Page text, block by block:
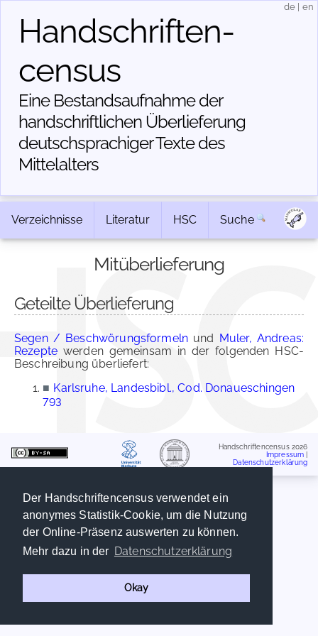
Der Handschriftencensus verwendet ein
anonymes Statistik-Cookie, um die Nutzung
der Online-Präsenz auswerten zu können.
Mehr dazu in der Datenschutzerklärung
Okay
Handschriften­
census
Eine Bestandsaufnahme der
handschriftlichen Über­lieferung
deutschsprachiger Texte des
Mittelalters
de en
Verzeichnisse Literatur HSC Suche
Mitüberlieferung
Geteilte Überlieferung
Segen / Beschwörungsformeln und Muler, Andreas:
Rezepte werden gemeinsam in der folgenden HSC-
Beschreibung überliefert:
■ Karlsruhe, Landesbibl., Cod. Donaueschingen
793
Handschriftencensus 2026
Impressum
Datenschutzerklärung